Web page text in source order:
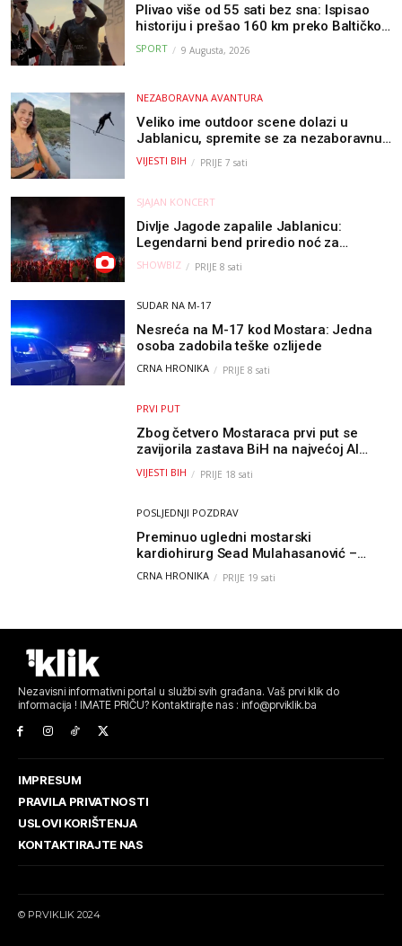
Plivao više od 55 sati bez sna: Ispisao
historiju i prešao 160 km preko Baltičkog
mora – a podvig posvetio djeci oboljeloj
od raka
SPORT 9 Augusta, 2026
NEZABORAVNA AVANTURA
Veliko ime outdoor scene dolazi u
Jablanicu, spremite se za nezaboravnu
avanturu (VIDEO) !
VIJESTI BIH PRIJE 7 sati
SJAJAN KONCERT
Divlje Jagode zapalile Jablanicu:
Legendarni bend priredio noć za
pamćenje
SHOWBIZ PRIJE 8 sati
SUDAR NA M-17
Nesreća na M-17 kod Mostara: Jedna
osoba zadobila teške ozlijede
CRNA HRONIKA PRIJE 8 sati
PRVI PUT
Zbog četvero Mostaraca prvi put se
zavijorila zastava BiH na najvećoj AI
olimpijadi, a sada je njihov mentor
postao član komiteta Međunarodne
VIJESTI BIH PRIJE 18 sati
POSLJEDNJI POZDRAV
Preminuo ugledni mostarski
kardiohirurg Sead Mulahasanović –
kolege uputile emotivnu oproštajnu
CRNA HRONIKA PRIJE 19 sati
Nezavisni informativni portal u službi svih građana. Vaš prvi klik do
informacija ! IMATE PRIČU? Kontaktirajte nas : info@prviklik.ba
IMPRESUM
PRAVILA PRIVATNOSTI
USLOVI KORIŠTENJA
KONTAKTIRAJTE NAS
© PRVIKLIK 2024